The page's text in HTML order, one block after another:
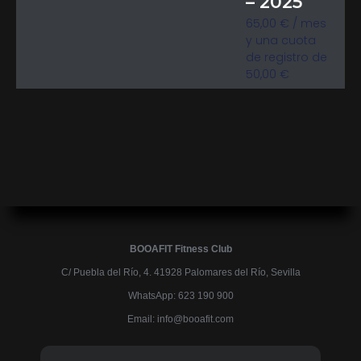
65,00 € / mes
y una cuota
de registro de
50,00 €
BOOAFIT Fitness Club
C/ Puebla del Río, 4. 41928 Palomares del Río, Sevilla
WhatsApp: 623 190 900
Email: moc.tifaoob
@ofni